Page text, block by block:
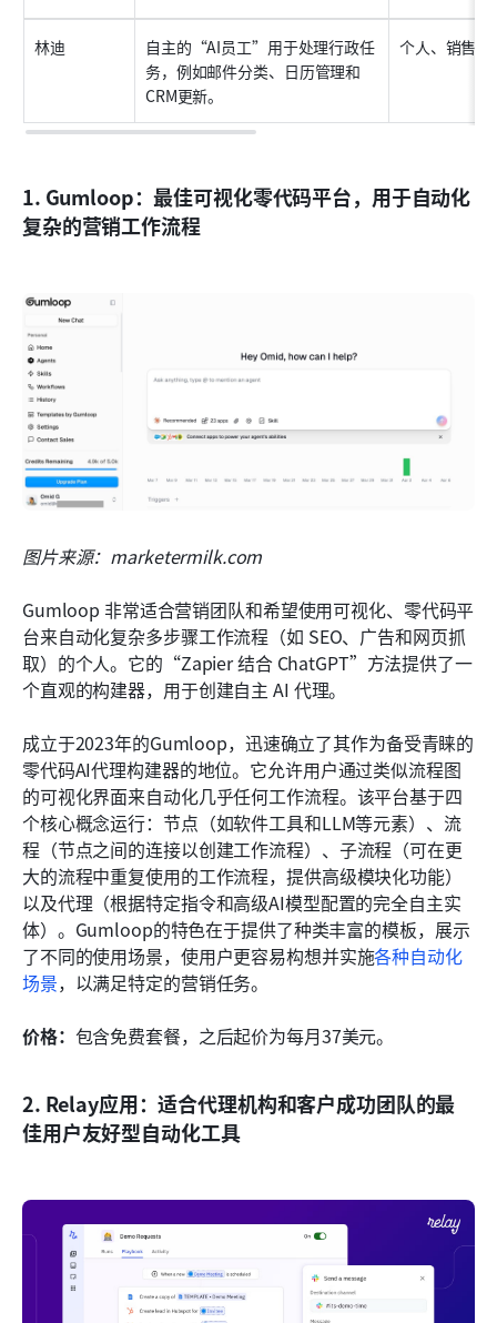
林迪
自主的“AI员工”用于处理行政任
务，例如邮件分类、日历管理和
CRM更新。
个人、销售和
1. Gumloop：最佳可视化零代码平台，用于自动化
复杂的营销工作流程
图片来源：marketermilk.com
Gumloop 非常适合营销团队和希望使用可视化、零代码平
台来自动化复杂多步骤工作流程（如 SEO、广告和网页抓
取）的个人。它的“Zapier 结合 ChatGPT”方法提供了一
个直观的构建器，用于创建自主 AI 代理。
成立于2023年的Gumloop，迅速确立了其作为备受青睐的
零代码AI代理构建器的地位。它允许用户通过类似流程图
的可视化界面来自动化几乎任何工作流程。该平台基于四
个核心概念运行：节点（如软件工具和LLM等元素）、流
程（节点之间的连接以创建工作流程）、子流程（可在更
大的流程中重复使用的工作流程，提供高级模块化功能）
以及代理（根据特定指令和高级AI模型配置的完全自主实
体）。Gumloop的特色在于提供了种类丰富的模板，展示
了不同的使用场景，使用户更容易构想并实施各种自动化
场景，以满足特定的营销任务。
价格： 包含免费套餐，之后起价为每月37美元。
2. Relay应用：适合代理机构和客户成功团队的最
佳用户友好型自动化工具